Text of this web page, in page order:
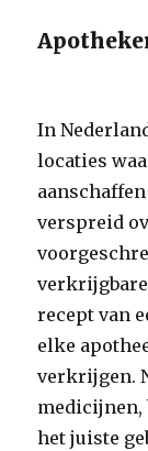
In
locaties
verspreid
verkrijgbare
recept van
elke
verkrijgen.
medicijnen,
het juiste